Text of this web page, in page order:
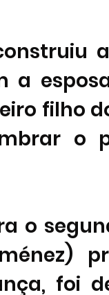
a
filho
o
o
foi